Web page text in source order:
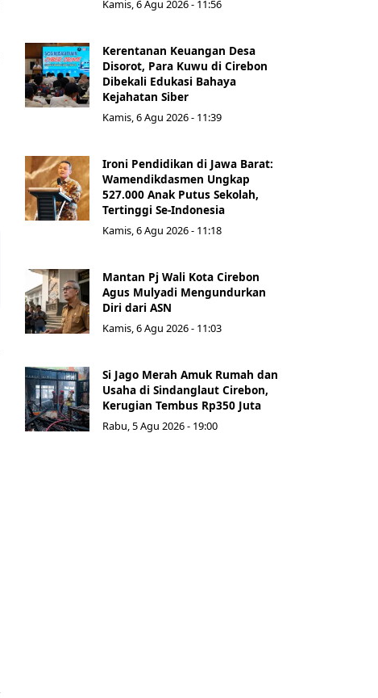
Kamis, 6 Agu 2026 - 11:56
Kerentanan Keuangan Desa
Disorot, Para Kuwu di Cirebon
Dibekali Edukasi Bahaya
Kejahatan Siber
Kamis, 6 Agu 2026 - 11:39
Ironi Pendidikan di Jawa Barat:
Wamendikdasmen Ungkap
527.000 Anak Putus Sekolah,
Tertinggi Se-Indonesia
Kamis, 6 Agu 2026 - 11:18
Mantan Pj Wali Kota Cirebon
Agus Mulyadi Mengundurkan
Diri dari ASN
Kamis, 6 Agu 2026 - 11:03
Si Jago Merah Amuk Rumah dan
Usaha di Sindanglaut Cirebon,
Kerugian Tembus Rp350 Juta
Rabu, 5 Agu 2026 - 19:00